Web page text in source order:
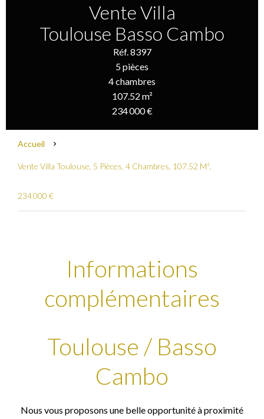
Vente Villa
Toulouse Basso Cambo
Réf. 8397
5 pièces
4 chambres
107.52 m²
234 000 €
Accueil
Vente Villa Toulouse, 5 Pièces, 4 Chambres, 107.52 M²,
234 000 €
Informations
complémentaires
Toulouse / Basso
Cambo
Nous vous proposons une belle opportunité à proximité